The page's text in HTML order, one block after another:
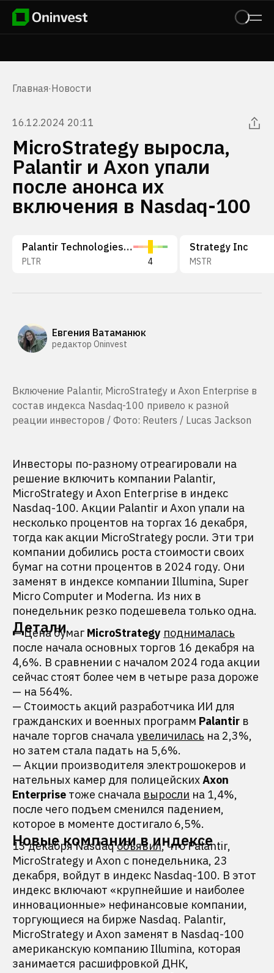
Главная·Новости
16.12.2024 20:11
MicroStrategy выросла,
Palantir и Axon упали
после анонса их
включения в Nasdaq-100
Palantir Technologies Inc.
PLTR 4
Strategy Inc
MSTR
Евгения Ватаманюк
редактор Oninvest
Включение Palantir, MicroStrategy и Axon Enterprise в
состав индекса Nasdaq-100 привело к разной
реации инвесторов / Фото: Reuters / Lucas Jackson
Инвесторы по-разному отреагировали на
решение включить компании Palantir,
MicroStrategy и Axon Enterprise в индекс
Nasdaq-100. Акции Palantir и Axon упали на
несколько процентов на торгах 16 декабря,
тогда как акции MicroStrategy росли. Эти три
компании добились роста стоимости своих
бумаг на сотни процентов в 2024 году. Они
заменят в индексе компании Illumina, Super
Micro Computer и Moderna. Из них в
понедельник резко подешевела только одна.
Детали
— Цена бумаг MicroStrategy поднималась
после начала основных торгов 16 декабря на
4,6%. В сравнении с началом 2024 года акции
сейчас стоят более чем в четыре раза дороже
— на 564%.
— Стоимость акций разработчика ИИ для
гражданских и военных программ Palantir в
начале торгов сначалаувеличилась на 2,3%,
но затем стала падать на 5,6%.
— Акции производителя электрошокеров и
нательных камер для полицейскихAxon
Enterprise тоже сначала выросли на 1,4%,
после чего подъем сменился падением,
которое в моменте достигало 6,5%.
Новые компании в индексе
13 декабря Nasdaqобъявил, что Palantir,
MicroStrategy и Axon с понедельника, 23
декабря, войдут в индекс Nasdaq-100. В этот
индекс включают «крупнейшие и наиболее
инновационные» нефинансовые компании,
торгующиеся на бирже Nasdaq. Palantir,
MicroStrategy и Axon заменят в Nasdaq-100
американскую компанию Illumina, которая
занимается расшифровкой ДНК,